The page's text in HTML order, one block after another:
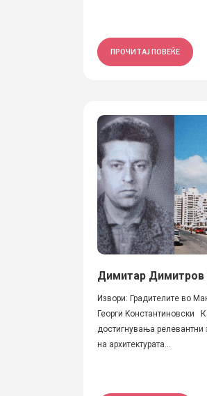
ПРОЧИТАЈ ПОВЕЌЕ
Димитар Димитров
Извори: Градителите во
Георги Kонстантиновски
достигнувања релевантни
на архитектурата...